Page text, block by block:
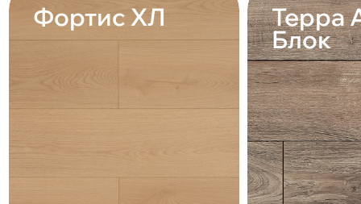
Фортис ХЛ Терра
Блок